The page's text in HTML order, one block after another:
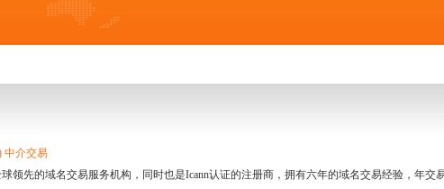
中介交易
领先的域名交易服务机构，同时也是Icann认证的注册商，拥有六年的域名交易经验，年交